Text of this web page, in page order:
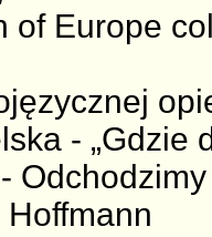
Europe
- „Gdzie
Odchodzimy